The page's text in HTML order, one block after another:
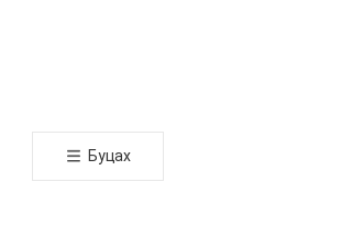
Буцах